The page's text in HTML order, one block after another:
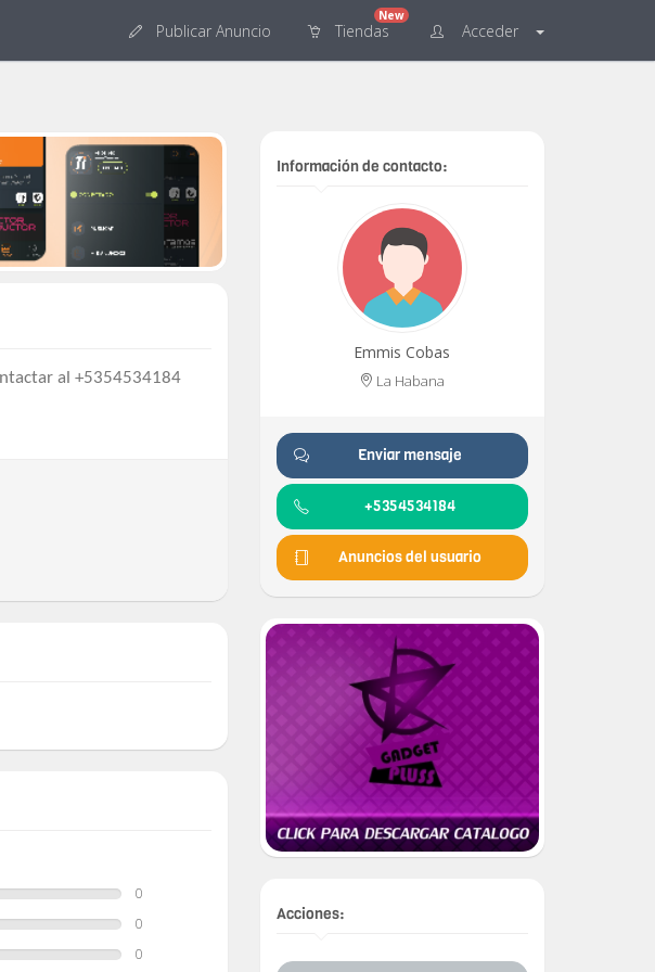
Publicar Anuncio Tiendas
New
Acceder
al +5354534184
0
0
0
Información de contacto:
Emmis Cobas
La Habana
Enviar mensaje
+5354534184
Anuncios del usuario
Acciones: